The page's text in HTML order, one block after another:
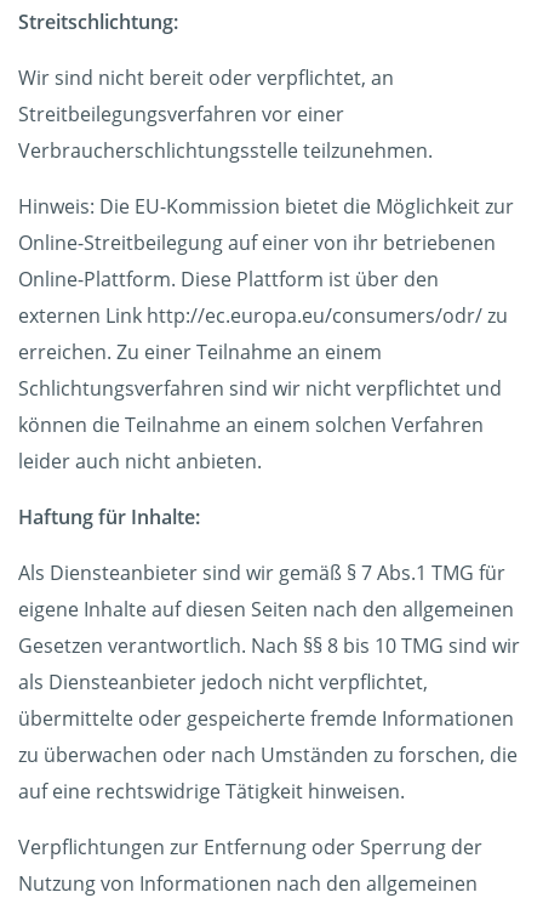
Streitschlichtung:
Wir sind nicht bereit oder verpflichtet, an
Streitbeilegungsverfahren vor einer
Verbraucherschlichtungsstelle teilzunehmen.
Hinweis: Die EU-Kommission bietet die Möglichkeit zur
Online-Streitbeilegung auf einer von ihr betriebenen
Online-Plattform. Diese Plattform ist über den
externen Link http://ec.europa.eu/consumers/odr/ zu
erreichen. Zu einer Teilnahme an einem
Schlichtungsverfahren sind wir nicht verpflichtet und
können die Teilnahme an einem solchen Verfahren
leider auch nicht anbieten.
Haftung für Inhalte:
Als Diensteanbieter sind wir gemäß § 7 Abs.1 TMG für
eigene Inhalte auf diesen Seiten nach den allgemeinen
Gesetzen verantwortlich. Nach §§ 8 bis 10 TMG sind wir
als Diensteanbieter jedoch nicht verpflichtet,
übermittelte oder gespeicherte fremde Informationen
zu überwachen oder nach Umständen zu forschen, die
auf eine rechtswidrige Tätigkeit hinweisen.
Verpflichtungen zur Entfernung oder Sperrung der
Nutzung von Informationen nach den allgemeinen